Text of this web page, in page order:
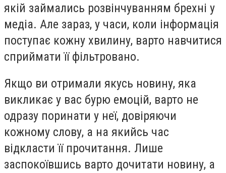
якій займались розвінчуванням брехні у
медіа. Але зараз, у часи, коли інформація
поступає кожну хвилину, варто навчитися
сприймати її фільтровано.
Якщо ви отримали якусь новину, яка
викликає у вас бурю емоцій, варто не
одразу поринати у неї, довіряючи
кожному слову, а на якийсь час
відкласти її прочитання. Лише
заспокоївшись варто дочитати новину, а